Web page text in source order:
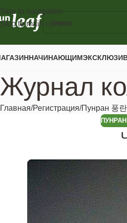
Skip to navigation
Skip to main content
НАЧИНАЮЩИМ
Журнал
Главная Регистрация Пунран 풍란
ПУНРАН